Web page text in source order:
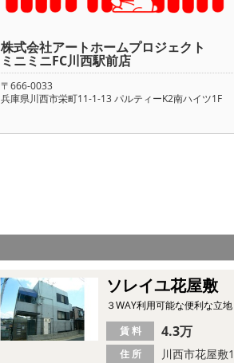
株式会社アートホームプロジェ
ミニミニFC川西駅前店
〒666-0033
兵庫県川西市栄町11-1-13 パルティーK2南ハイツ1F
ソレイユ花屋敷
３WAY利用可能な便利な立
住 所 川西市花屋敷
賃 料 4.3万